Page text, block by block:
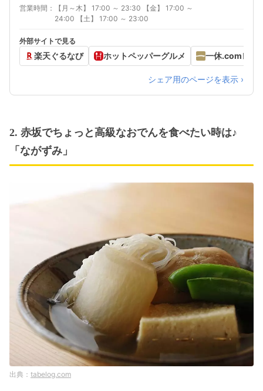
町駅 徒歩5分 東京メトロ千代田線 赤坂駅 徒歩5
分
営業時間
【月～木】 17:00 ～ 23:30 【金】 17:00 ～
24:00 【土】 17:00 ～ 23:00
外部サイトで見る
楽天ぐるなび ホットペッパーグルメ 一休.comレス
シェア用のページを表示 ›
2. 赤坂でちょっと高級なおでんを食べたい時は♪
「ながずみ」
tabelog.com